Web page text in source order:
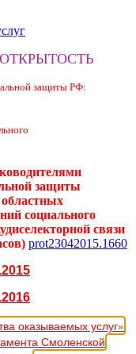
защиты РФ:
защиты
социального
связи
prot23042015.1660
оказываемых услуг»
Смоленской